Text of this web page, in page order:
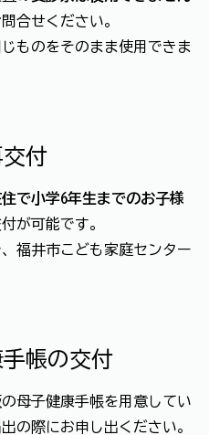
合せください。
ものをそのまま使用できま
付
で小学6年生までのお子様
が可能です。
福井市こども家庭センター
帳の交付
母子健康手帳を用意してい
の際にお申し出ください。